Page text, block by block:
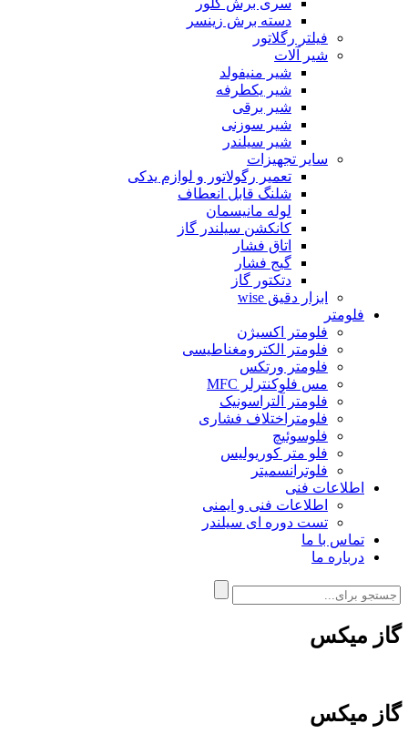
سری برش گلور
دسته برش زینسر
فیلتر رگلاتور
شیر آلات
شیر منیفولد
شیر یکطرفه
شیر برقی
شیر سوزنی
شیر سیلندر
سایر تجهیزات
تعمیر رگولاتور و لوازم یدکی
شلنگ قابل انعطاف
لوله مانیسمان
کانکشن سیلندر گاز
اتاق فشار
گیج فشار
دتکتور گاز
ابزار دقیق wise
فلومتر
فلومتر اکسیژن
فلومتر الکترومغناطیسی
فلومتر ورتکس
مس فلوکنترلر MFC
فلومتر آلتراسونیک
فلومتراختلاف فشاری
فلوسوئیچ
فلو متر کوریولیس
فلوترانسمیتر
اطلاعات فنی
اطلاعات فنی و ایمنی
تست دوره ای سیلندر
تماس با ما
درباره ما
گاز میکس
گاز میکس